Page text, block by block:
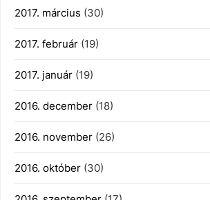
2017. március (30)
2017. február (19)
2017. január (19)
2016. december (18)
2016. november (26)
2016. október (30)